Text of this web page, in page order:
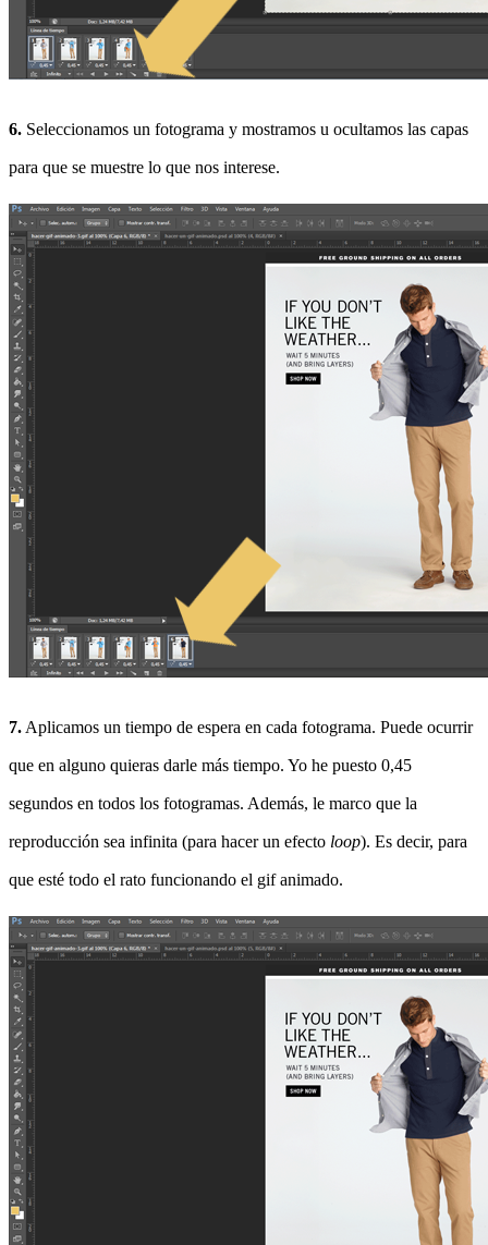
6. Seleccionamos un fotograma y mostramos u ocultamos las capas
para que se muestre lo que nos interese.
7. Aplicamos un tiempo de espera en cada fotograma. Puede ocurrir
que en alguno quieras darle más tiempo. Yo he puesto 0,45
segundos en todos los fotogramas. Además, le marco que la
reproducción sea infinita (para hacer un efecto loop). Es decir, para
que esté todo el rato funcionando el gif animado.